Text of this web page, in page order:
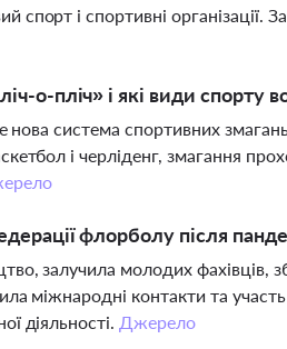
і спортивні організації.
о-пліч» і які види спорту
нова система спортивних
і черліденг, змагання
флорболу після
залучила молодих фахівців,
міжнародні контакти та
діяльності. Джерело